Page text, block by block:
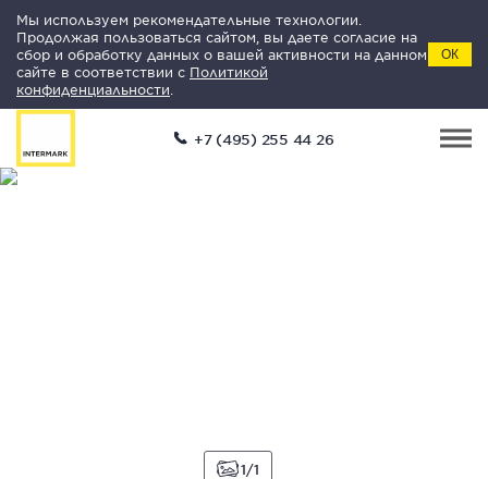
Мы используем рекомендательные технологии.
Продолжая пользоваться сайтом, вы даете согласие на
сбор и обработку данных о вашей активности на данном
сайте в соответствии с Политикой
конфиденциальности
ОК
+7 (495) 255 44 26
1 1